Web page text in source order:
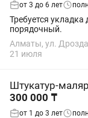
от 3 до 6 лет
Требуется
порядочный.
Алматы, ул.
21 июля
Штукатур-маляр
300 000 ₸
от 1 до 3 лет